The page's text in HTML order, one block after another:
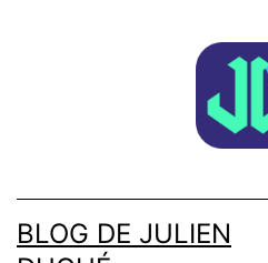
BLOG DE JULIEN